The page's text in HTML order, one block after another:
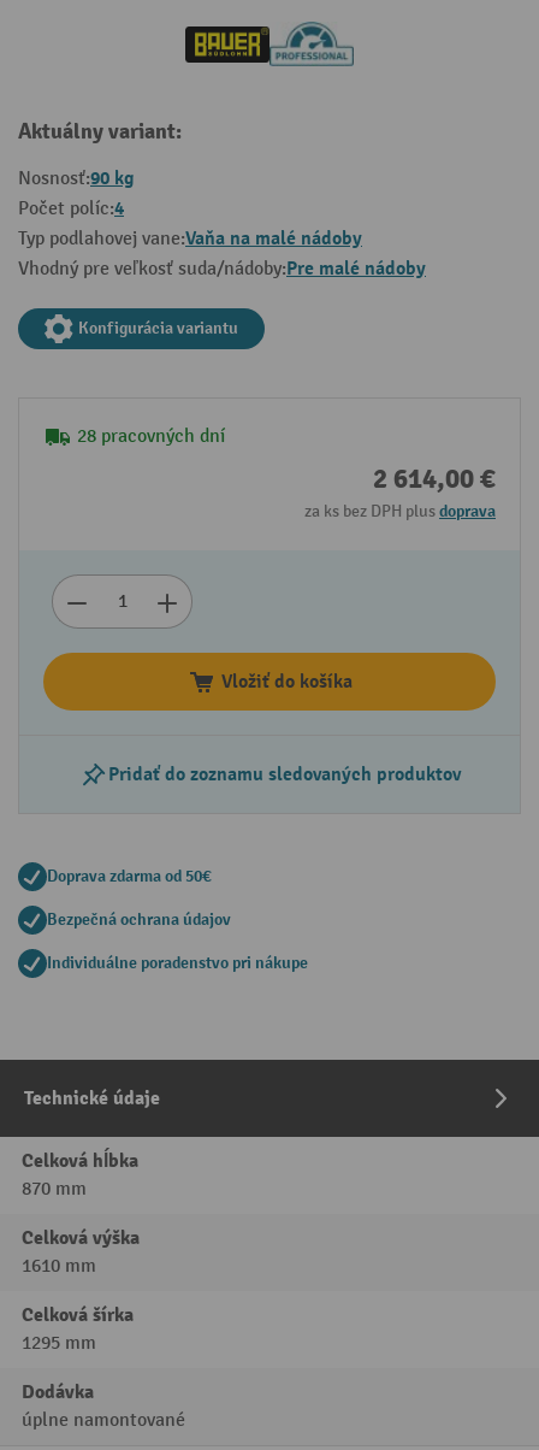
Aktuálny variant:
Nosnosť:90 kg
Počet políc:4
Typ podlahovej vane:Vaňa na malé nádoby
Vhodný pre veľkosť suda/nádoby:Pre malé nádoby
Konfigurácia variantu
28 pracovných dní
2 614,00 €
za ks bez DPH plusdoprava
Vložiť do košíka
Pridať do zoznamu sledovaných produktov
Doprava zdarma od 50€
Bezpečná ochrana údajov
Individuálne poradenstvo pri nákupe
Technické údaje
Celková hĺbka
870 mm
Celková výška
1610 mm
Celková šírka
1295 mm
Dodávka
úplne namontované